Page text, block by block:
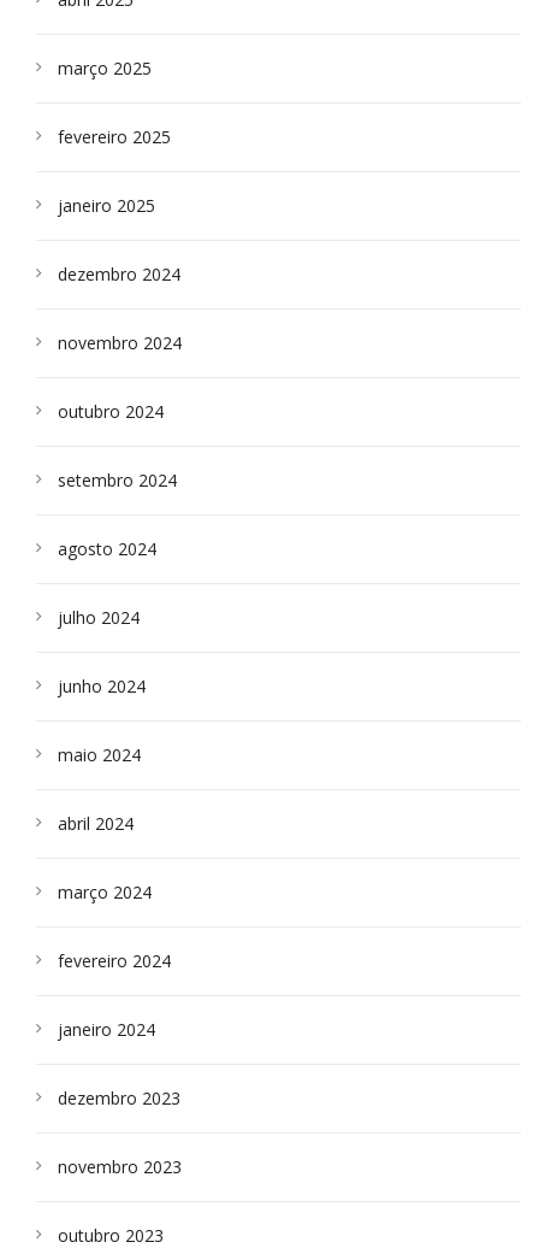
março 2025
fevereiro 2025
janeiro 2025
dezembro 2024
novembro 2024
outubro 2024
setembro 2024
agosto 2024
julho 2024
junho 2024
maio 2024
abril 2024
março 2024
fevereiro 2024
janeiro 2024
dezembro 2023
novembro 2023
outubro 2023